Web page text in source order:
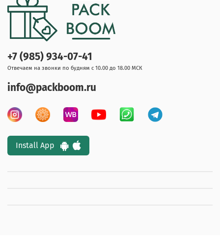
Install App
+7 (985) 934-07-41
Отвечаем на звонки по будням с 10.00 до 18.00 МСК
info@packboom.ru